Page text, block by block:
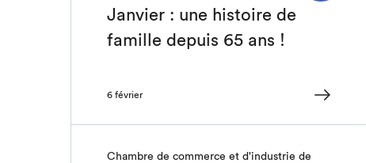
Janvier : une histoire de
famille depuis 65 ans !
6 février
Chambre de commerce et d'industrie de